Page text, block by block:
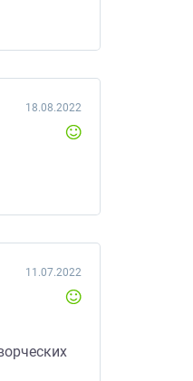
18.08.2022
11.07.2022